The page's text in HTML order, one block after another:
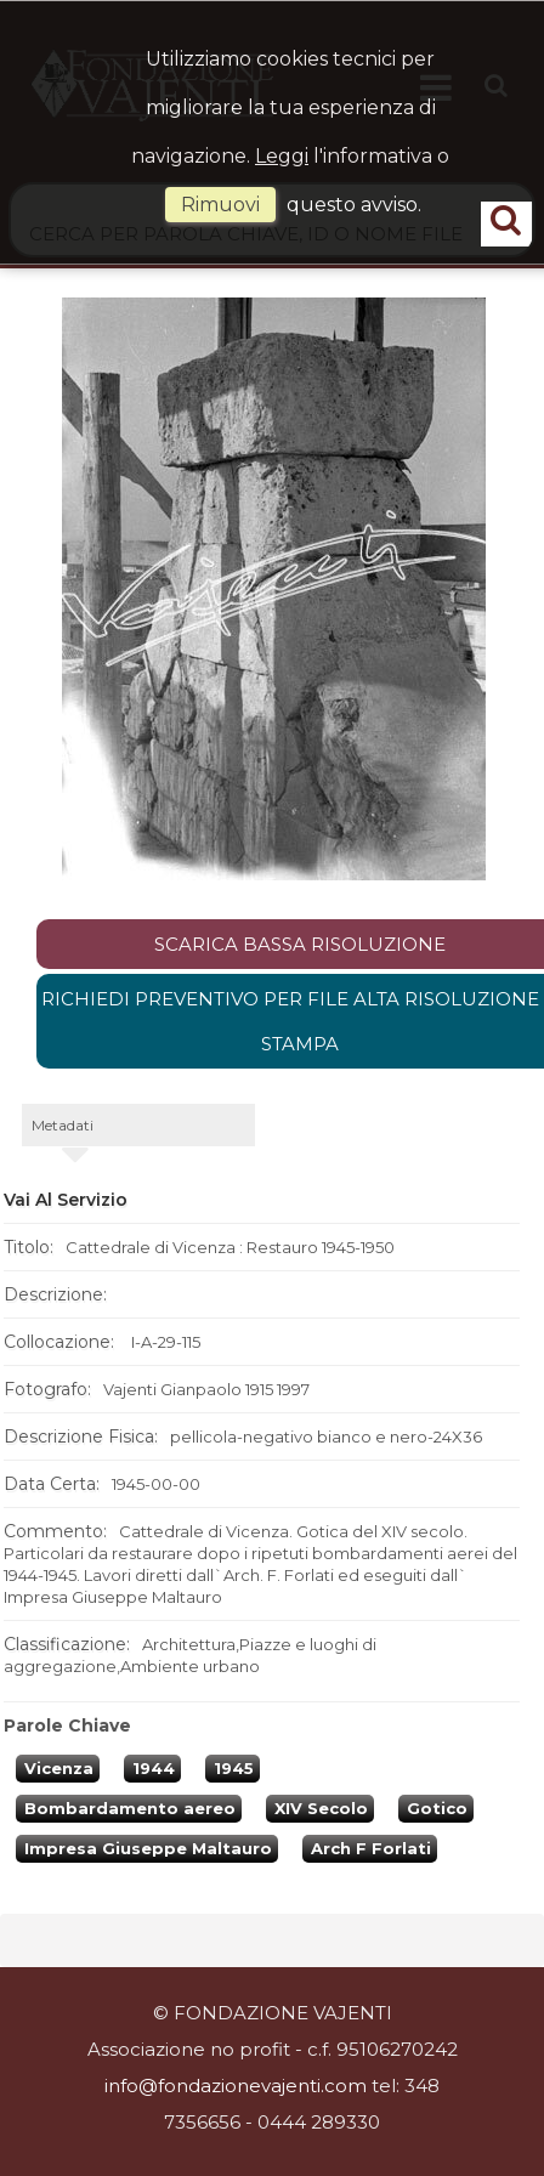
Ste HOME
ARCHIVIO
LOGIN
SCARICA BASSA RISOLUZIONE
RICHIEDI PREVENTIVO PER FILE ALTA RISOLUZIONE
STAMPA
Metadati
Parole Chiave
Vicenza 1944 1945
Bombardamento aereo XIV Secolo Gotico
Impresa Giuseppe Maltauro Arch F Forlati
Classificazione:
Architettura,Piazze e luoghi di
aggregazione,Ambiente urbano
Fotografo: Vajenti Gianpaolo 1915 1997
Vai Al Servizio
Titolo: Cattedrale di Vicenza : Restauro 1945-1950
Descrizione Fisica: pellicola-negativo bianco e nero-24X36
Descrizione:
Data Certa: 1945-00-00
Collocazione: I-A-29-115
Commento:
Cattedrale di Vicenza. Gotica del XIV secolo.
Particolari da restaurare dopo i ripetuti bombardamenti aerei del
1944-1945. Lavori diretti dall`Arch. F. Forlati ed eseguiti dall`
Impresa Giuseppe Maltauro
© FONDAZIONE VAJENTI
Associazione no profit - c.f. 95106270242
info@fondazionevajenti.com tel: 348
7356656 - 0444 289330
Utilizziamo cookies tecnici per
migliorare la tua esperienza di
navigazione. Leggi l'informativa o
Rimuovi questo avviso.